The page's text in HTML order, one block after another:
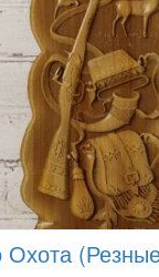
Охота